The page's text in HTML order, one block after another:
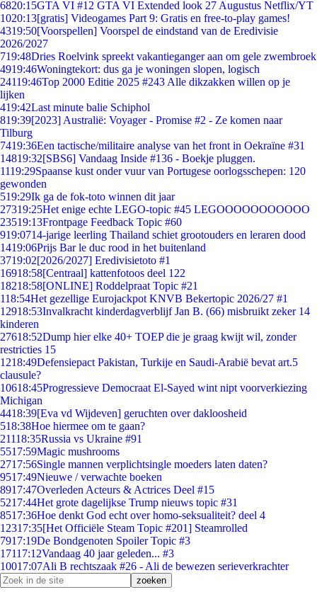
6820:15GTA VI #12 GTA VI Extended look 27 Augustus Netflix/YT
1020:13[gratis] Videogames Part 9: Gratis en free-to-play games!
4319:50[Voorspellen] Voorspel de eindstand van de Eredivisie
2026/2027
719:48Dries Roelvink spreekt vakantieganger aan om gele zwembroek
4919:46Woningtekort: dus ga je woningen slopen, logisch
24119:46Top 2000 Editie 2025 #243 Alle dikzakken willen op je
lijken
419:42Last minute balie Schiphol
819:39[2023] Australië: Voyager - Promise #2 - Ze komen naar
Tilburg
7419:36Een tactische/militaire analyse van het front in Oekraïne #31
14819:32[SBS6] Vandaag Inside #136 - Boekje pluggen.
1119:29Spaanse kust onder vuur van Portugese oorlogsschepen: 120
gewonden
519:29Ik ga de fok-toto winnen dit jaar
27319:25Het enige echte LEGO-topic #45 LEGOOOOOOOOOOO
23519:13Frontpage Feedback Topic #60
919:0714-jarige leerling Thailand schiet grootouders en leraren dood
1419:06Prijs Bar le duc rood in het buitenland
3719:02[2026/2027] Eredivisietoto #1
16918:58[Centraal] kattenfotoos deel 122
18218:58[ONLINE] Roddelpraat Topic #21
118:54Het gezellige Eurojackpot KNVB Bekertopic 2026/27 #1
12918:53Invalkracht kinderdagverblijf Jan B. (66) misbruikt zeker 14
kinderen
27618:52Dump hier elke 40+ TOEP die je graag kwijt wil, zonder
restricties 15
1218:49Defensiepact Pakistan, Turkije en Saudi-Arabië bevat art.5
clausule?
10618:45Progressieve Democraat El-Sayed wint nipt voorverkiezing
Michigan
4418:39[Eva vd Wijdeven] geruchten over dakloosheid
518:38Hoe hiermee om te gaan?
21118:35Russia vs Ukraine #91
5517:59Magic mushrooms
2717:56Single mannen verplichtsingle moeders laten daten?
9517:49Nieuwe / verwachte boeken
8917:47Overleden Acteurs & Actrices Deel #15
5217:44Het grote dagelijkse Trump nieuws topic #31
8517:36Hoe denkt God echt over homo-seksualiteit? deel 4
12317:35[Het Officiële Steam Topic #201] Steamrolled
7917:19De Bondgenoten Spoiler Topic #3
17117:12Vandaag 40 jaar geleden... #3
10017:07Ali B rechtszaak #26 - Ali de bewezen serieverkrachter